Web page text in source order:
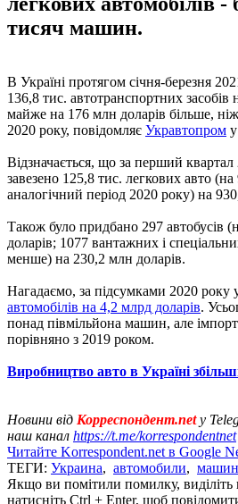
тисяч машин.
В Україні протягом січня-березня
136,8 тис. автотранспортних
майже на 176 млн доларів більше,
2020 року, повідомляє Укравтопром
Відзначається, що за перший
завезено 125,8 тис. легкових авто
аналогічний період 2020 року) на
Також було придбано 297 автобусів
доларів; 1077 вантажних і
менше) на 230,2 млн доларів.
Нагадаємо, за підсумками 2020 року
автомобілів на 4,2 млрд доларів.
понад півмільйона машин, але
порівняно з 2019 роком.
Виробництво авто в Україні
Новини від Корреспондент.netу
наш канал https://t.me/korrespondentnet
Читайте Korrespondent.net в Google
ТЕГИ: Украина, автомобили,
Якщо ви помітили помилку, виділіть
натисніть Ctrl + Enter, щоб